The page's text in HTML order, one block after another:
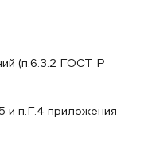
(п.6.3.2 ГОСТ Р
и п.Г.4 приложения